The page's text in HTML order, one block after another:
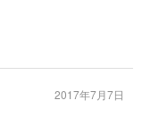
2017年7月7日